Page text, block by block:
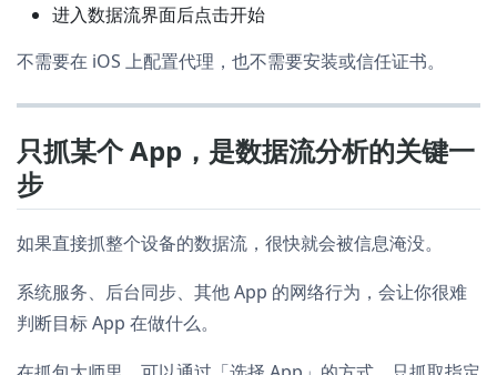
进入数据流界面后点击开始
不需要在 iOS 上配置代理，也不需要安装或信任证书。
只抓某个 App，是数据流分析的关键一
步
如果直接抓整个设备的数据流，很快就会被信息淹没。
系统服务、后台同步、其他 App 的网络行为，会让你很难
判断目标 App 在做什么。